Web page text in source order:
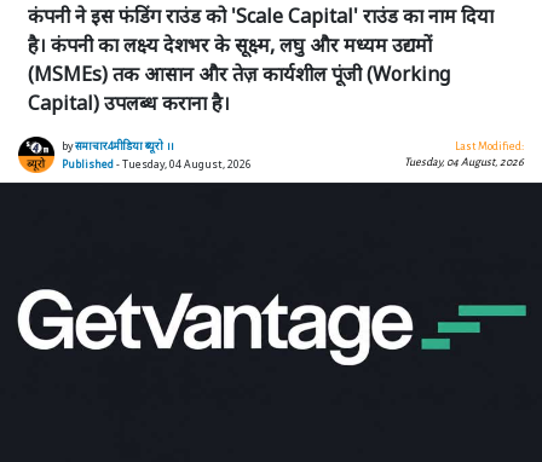
कंपनी ने इस फंडिंग राउंड को 'Scale Capital' राउंड का नाम दिया
है। कंपनी का लक्ष्य देशभर के सूक्ष्म, लघु और मध्यम उद्यमों
(MSMEs) तक आसान और तेज़ कार्यशील पूंजी (Working
Capital) उपलब्ध कराना है।
byसमाचार4मीडिया ब्यूरो ।।
Published- Tuesday, 04 August, 2026
Last Modified:
Tuesday, 04 August, 2026